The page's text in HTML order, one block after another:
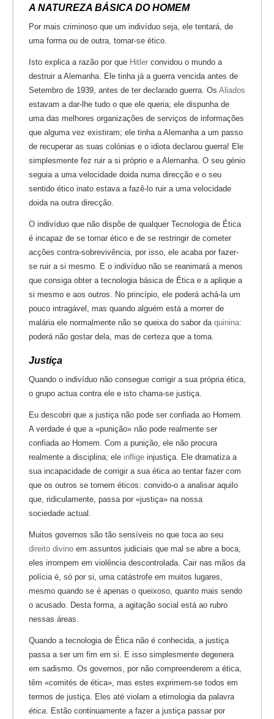
A NATUREZA BÁSICA DO HOMEM
Por mais criminoso que um indivíduo seja, ele tentará, de
uma forma ou de outra, tornar-se ético.
Isto explica a razão por que Hitler convidou o mundo a
destruir a Alemanha. Ele tinha já a guerra vencida antes de
Setembro de 1939, antes de ter declarado guerra. Os Aliados
estavam a dar-lhe tudo o que ele queria; ele dispunha de
uma das melhores organizações de serviços de informações
que alguma vez existiram; ele tinha a Alemanha a um passo
de recuperar as suas colónias e o idiota declarou guerra! Ele
simplesmente fez ruir a si próprio e a Alemanha. O seu génio
seguia a uma velocidade doida numa direcção e o seu
sentido ético inato estava a fazê-lo ruir a uma velocidade
doida na outra direcção.
O indivíduo que não dispõe de qualquer Tecnologia de Ética
é incapaz de se tornar ético e de se restringir de cometer
acções contra-sobrevivência, por isso, ele acaba por fazer-
se ruir a si mesmo. E o indivíduo não se reanimará a menos
que consiga obter a tecnologia básica de Ética e a aplique a
si mesmo e aos outros. No princípio, ele poderá achá-la um
pouco intragável, mas quando alguém está a morrer de
malária ele normalmente não se queixa do sabor da quinina:
poderá não gostar dela, mas de certeza que a toma.
Justiça
Quando o indivíduo não consegue corrigir a sua própria ética,
o grupo actua contra ele e isto chama-se justiça.
Eu descobri que a justiça não pode ser confiada ao Homem.
A verdade é que a «punição» não pode realmente ser
confiada ao Homem. Com a punição, ele não procura
realmente a disciplina; ele inflige injustiça. Ele dramatiza a
sua incapacidade de corrigir a sua ética ao tentar fazer com
que os outros se tornem éticos: convido-o a analisar aquilo
que, ridiculamente, passa por «justiça» na nossa
sociedade actual.
Muitos governos são tão sensíveis no que toca ao seu
direito divino em assuntos judiciais que mal se abre a boca,
eles irrompem em violência descontrolada. Cair nas mãos da
polícia é, só por si, uma catástrofe em muitos lugares,
mesmo quando se é apenas o queixoso, quanto mais sendo
o acusado. Desta forma, a agitação social está ao rubro
nessas áreas.
Quando a tecnologia de Ética não é conhecida, a justiça
passa a ser um fim em si. E isso simplesmente degenera
em sadismo. Os governos, por não compreenderem a ética,
têm «comités de ética», mas estes exprimem-se todos em
termos de justiça. Eles até violam a etimologia da palavra
ética . Estão continuamente a fazer a justiça passar por